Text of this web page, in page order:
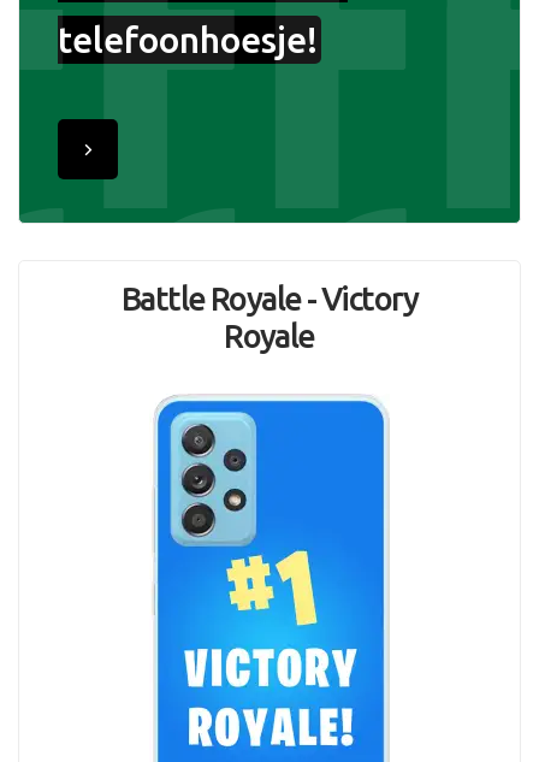
telefoonhoesje!
Battle Royale - Victory
Royale